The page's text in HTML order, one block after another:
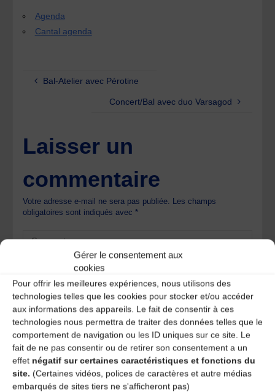
Gérer le consentement aux
cookies
Pour offrir les meilleures expériences, nous utilisons des
technologies telles que les cookies pour stocker et/ou accéder
aux informations des appareils. Le fait de consentir à ces
technologies nous permettra de traiter des données telles que le
comportement de navigation ou les ID uniques sur ce site. Le
fait de ne pas consentir ou de retirer son consentement a un
effet négatif sur certaines caractéristiques et fonctions du
site. (Certaines vidéos, polices de caractères et autre médias
embarqués de sites tiers ne s'afficheront pas)
Agenda
Cantal agenda
Bal-Atelier avec Pérotine
Concert/Bal avec duo Varsagod
Laisser un
commentaire
Votre adresse e-mail ne sera pas publiée. Les champs
obligatoires sont indiqués avec*